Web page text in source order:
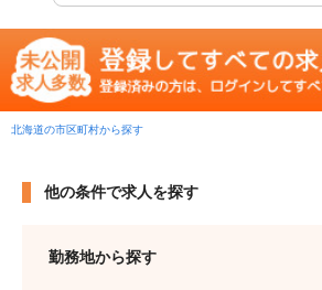
北海道の市区町村から探す
他の条件で求人を探す
勤務地から探す